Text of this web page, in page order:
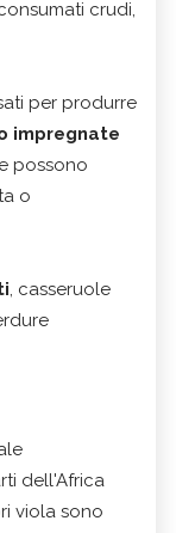
crudi,
per produrre
impregnate
possono
o
, casseruole
dell'Africa
viola sono